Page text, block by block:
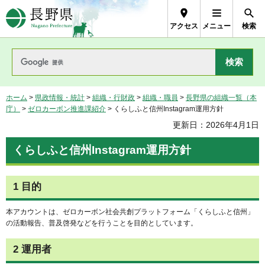
長野県Nagano Prefecture
アクセス メニュー 検索
ホーム > 県政情報・統計 > 組織・行財政 > 組織・職員 > 長野県の組織一覧（本
庁）
> ゼロカーボン推進課紹介 > くらしふと信州Instagram運用方針
更新日：2026年4月1日
くらしふと信州Instagram運用方針
1 目的
本アカウントは、ゼロカーボン社会共創プラットフォーム「くらしふと信州」
の活動報告、普及啓発などを行うことを目的としています。
2 運用者